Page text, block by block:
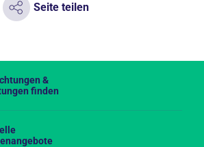
Seite teilen
&
finden